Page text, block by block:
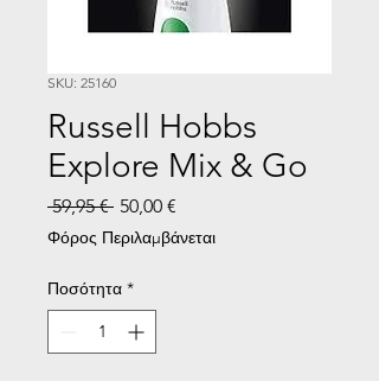
SKU: 25160
Russell Hobbs
Explore Mix & Go
59,95 € Κανονική τιμή
50,00 €
Φόρος Περιλαμβάνεται
Ποσότητα *